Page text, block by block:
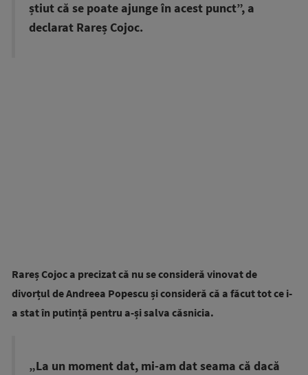
știut că se poate ajunge în acest punct”, a
declarat Rareș Cojoc.
Rareș Cojoc a precizat că nu se consideră vinovat de
divorțul de Andreea Popescu și consideră că a făcut tot ce i-
a stat în putință pentru a-și salva căsnicia.
„La un moment dat, mi-am dat seama că dacă